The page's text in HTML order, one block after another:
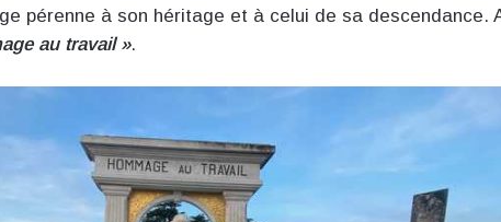
pérenne à son héritage et à celui de sa descendance.
au travail ».